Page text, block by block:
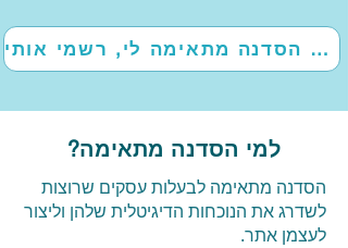
כן! הסדנה מתאימה לי, רשמי אותי
למי הסדנה מתאימה?
הסדנה מתאימה לבעלות עסקים שרוצות
לשדרג את הנוכחות הדיגיטלית שלהן וליצור
לעצמן אתר.